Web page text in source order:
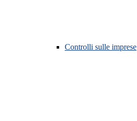
Controlli sulle imprese